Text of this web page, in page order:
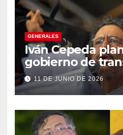
GENERALES
Iván Cepeda
gobierno de
énfasis en el
institucional y
constituyente
11 DE JUNIO DE 2026